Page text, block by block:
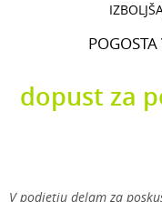
dopust za
V podjetju delam za